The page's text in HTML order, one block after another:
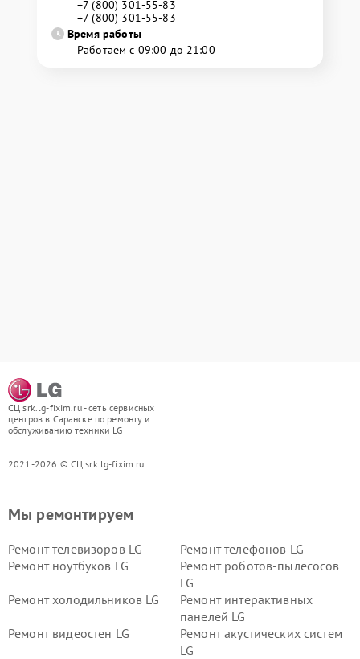
+7 (800) 301-55-83
+7 (800) 301-55-83
Время работы
Работаем с 09:00 до 21:00
СЦ srk.lg-fixim.ru - сеть сервисных
центров в Саранске по ремонту и
обслуживанию техники LG
2021-2026 © СЦ srk.lg-fixim.ru
Мы ремонтируем
Ремонт телевизоров LG
Ремонт телефонов LG
Ремонт ноутбуков LG
Ремонт роботов-пылесосов
LG
Ремонт холодильников LG
Ремонт интерактивных
панелей LG
Ремонт видеостен LG
Ремонт акустических систем
LG